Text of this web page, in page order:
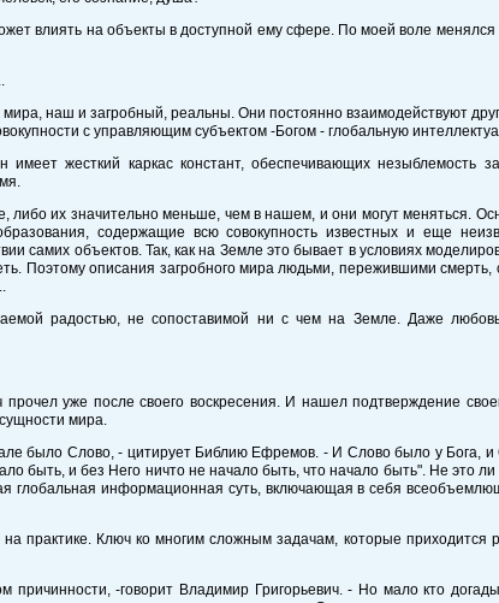
влиять на объекты в доступной ему сфере. По моей воле
наш и загробный, реальны. Они постоянно взаимодействуют друг
с управляющим субъектом -Богом - глобальную
жесткий каркас констант, обеспечивающих незыблемость
либо их значительно меньше, чем в нашем, и они могут меняться.
содержащие всю совокупность известных и еще
самих объектов. Так, как на Земле это бывает в условиях
Поэтому описания загробного мира людьми, пережившими смерть,
радостью, не сопоставимой ни с чем на Земле. Даже
уже после своего воскресения. И нашел подтверждение
мира.
было Слово, - цитирует Библию Ефремов. - И Слово было у Бога, и
быть, и без Него ничто не начало быть, что начало быть". Не это ли
глобальная информационная суть, включающая в себя
практике. Ключ ко многим сложным задачам, которые приходится
-говорит Владимир Григорьевич. - Но мало кто